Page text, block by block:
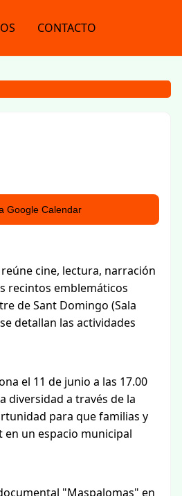
CONTACTO
Google Calendar
cine, lectura, narración
recintos emblemáticos
de Sant Domingo (Sala
detallan las actividades
el 11 de junio a las 17.00
diversidad a través de la
para que familias y
un espacio municipal
"Maspalomas" en